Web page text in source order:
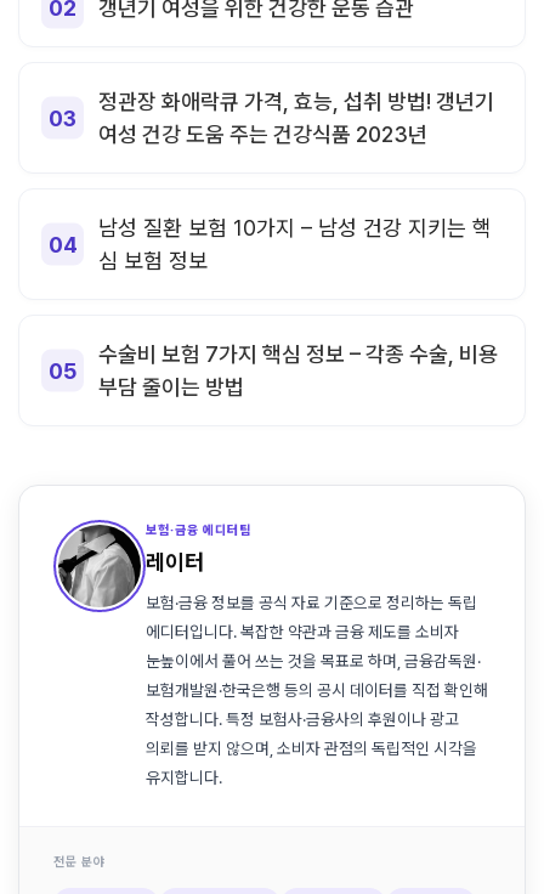
갱년기 여성을 위한 건강한 운동 습관
정관장 화애락큐 가격, 효능, 섭취 방법! 갱년기
여성 건강 도움 주는 건강식품 2023년
남성 질환 보험 10가지 – 남성 건강 지키는 핵
심 보험 정보
수술비 보험 7가지 핵심 정보 – 각종 수술, 비용
부담 줄이는 방법
보험·금융 에디터팀
레이터
보험·금융 정보를 공식 자료 기준으로 정리하는 독립
에디터입니다. 복잡한 약관과 금융 제도를 소비자
눈높이에서 풀어 쓰는 것을 목표로 하며, 금융감독원·
보험개발원·한국은행 등의 공시 데이터를 직접 확인해
작성합니다. 특정 보험사·금융사의 후원이나 광고
의뢰를 받지 않으며, 소비자 관점의 독립적인 시각을
유지합니다.
전문 분야